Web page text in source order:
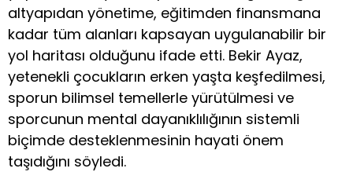
altyapıdan yönetime, eğitimden finansmana
kadar tüm alanları kapsayan uygulanabilir bir
yol haritası olduğunu ifade etti. Bekir Ayaz,
yetenekli çocukların erken yaşta keşfedilmesi,
sporun bilimsel temellerle yürütülmesi ve
sporcunun mental dayanıklılığının sistemli
biçimde desteklenmesinin hayati önem
taşıdığını söyledi.